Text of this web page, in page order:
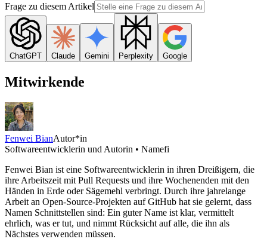
Frage zu diesem Artikel
ChatGPT Claude Gemini Perplexity Google
Mitwirkende
Fenwei BianAutor*in
Softwareentwicklerin und Autorin • Namefi
Fenwei Bian ist eine Softwareentwicklerin in ihren Dreißigern, die
ihre Arbeitszeit mit Pull Requests und ihre Wochenenden mit den
Händen in Erde oder Sägemehl verbringt. Durch ihre jahrelange
Arbeit an Open-Source-Projekten auf GitHub hat sie gelernt, dass
Namen Schnittstellen sind: Ein guter Name ist klar, vermittelt
ehrlich, was er tut, und nimmt Rücksicht auf alle, die ihn als
Nächstes verwenden müssen.